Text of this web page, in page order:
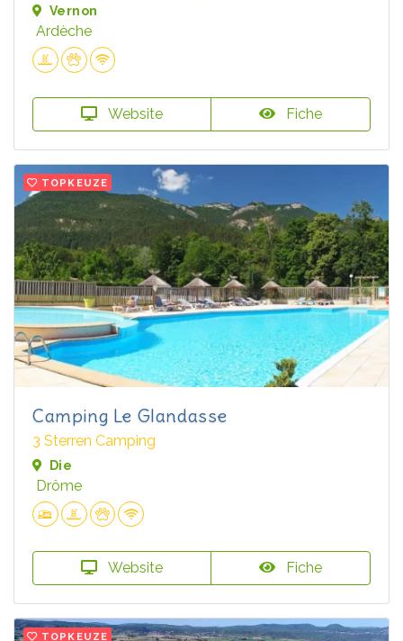
Vernon
Ardèche
Website Fiche
TOPKEUZE
Camping Le Glandasse
3 Sterren Camping
Die
Drôme
Website Fiche
TOPKEUZE